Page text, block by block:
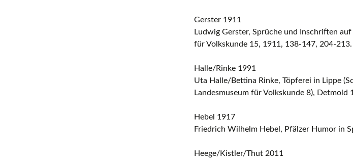
Gerster 1911
Ludwig Gerster, Sprüche und Inschriften
für Volkskunde 15, 1911, 138-147, 204-213.
Halle/Rinke 1991
Uta Halle/Bettina Rinke, Töpferei in Lippe
Landesmuseum für Volkskunde 8), Detmold
Hebel 1917
Friedrich Wilhelm Hebel, Pfälzer Humor in
Heege/Kistler/Thut 2011